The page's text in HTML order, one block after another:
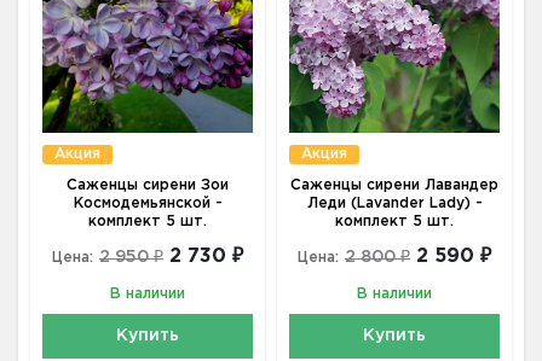
Акция
Саженцы сирени Зои
Космодемьянской -
комплект 5 шт.
Цена: 2 950 ₽ 2 730 ₽
В наличии
Купить
Акция
Саженцы сирени Лавандер
Леди (Lavander Lady) -
комплект 5 шт.
Цена: 2 800 ₽ 2 590 ₽
В наличии
Купить